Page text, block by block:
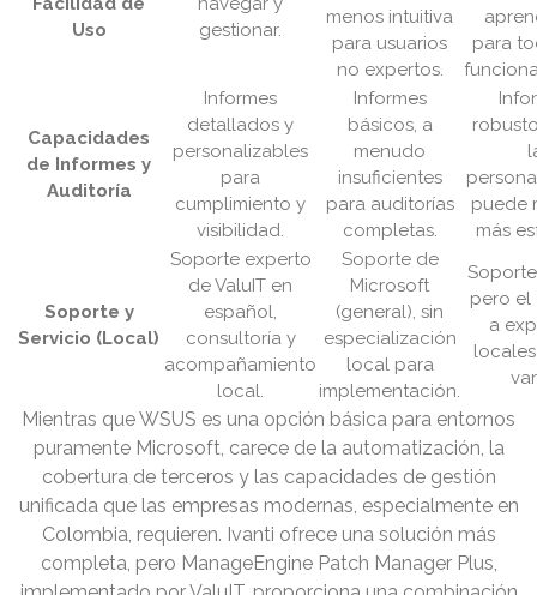
Uso
gestionar.
menos intuitiva
para usuarios
no expertos.
para
Capacidades
de Informes y
Auditoría
Informes
detallados y
personalizables
para
cumplimiento y
visibilidad.
Informes
básicos, a
menudo
insuficientes
para auditorías
completas.
puede
más
Soporte y
Servicio (Local)
Soporte experto
de ValuIT en
español,
consultoría y
acompañamiento
local.
Soporte de
Microsoft
(general), sin
especialización
local para
implementación.
pero el
a
Mientras que WSUS es una opción básica para entornos
puramente Microsoft, carece de la automatización, la
cobertura de terceros y las capacidades de gestión
unificada que las empresas modernas, especialmente en
Colombia, requieren. Ivanti ofrece una solución más
completa, pero ManageEngine Patch Manager Plus,